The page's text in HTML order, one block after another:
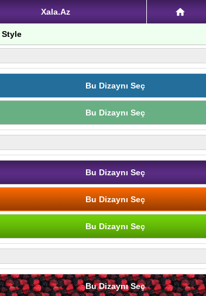
Xala.Az
Style
Bu Dizaynı Seç
Bu Dizaynı Seç
Bu Dizaynı Seç
Bu Dizaynı Seç
Bu Dizaynı Seç
Bu Dizaynı Seç